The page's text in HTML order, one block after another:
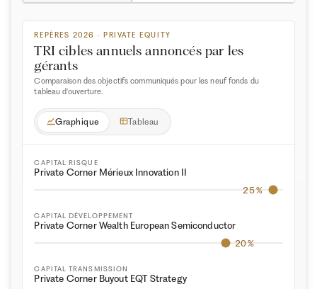
REPÈRES 2026 · PRIVATE EQUITY
TRI cibles annuels annoncés par les
gérants
Comparaison des objectifs communiqués pour les neuf fonds du
tableau d’ouverture.
Graphique Tableau
CAPITAL RISQUE
Private Corner Mérieux Innovation II
25 %
CAPITAL DÉVELOPPEMENT
Private Corner Wealth European Semiconductor
20 %
CAPITAL TRANSMISSION
Private Corner Buyout EQT Strategy